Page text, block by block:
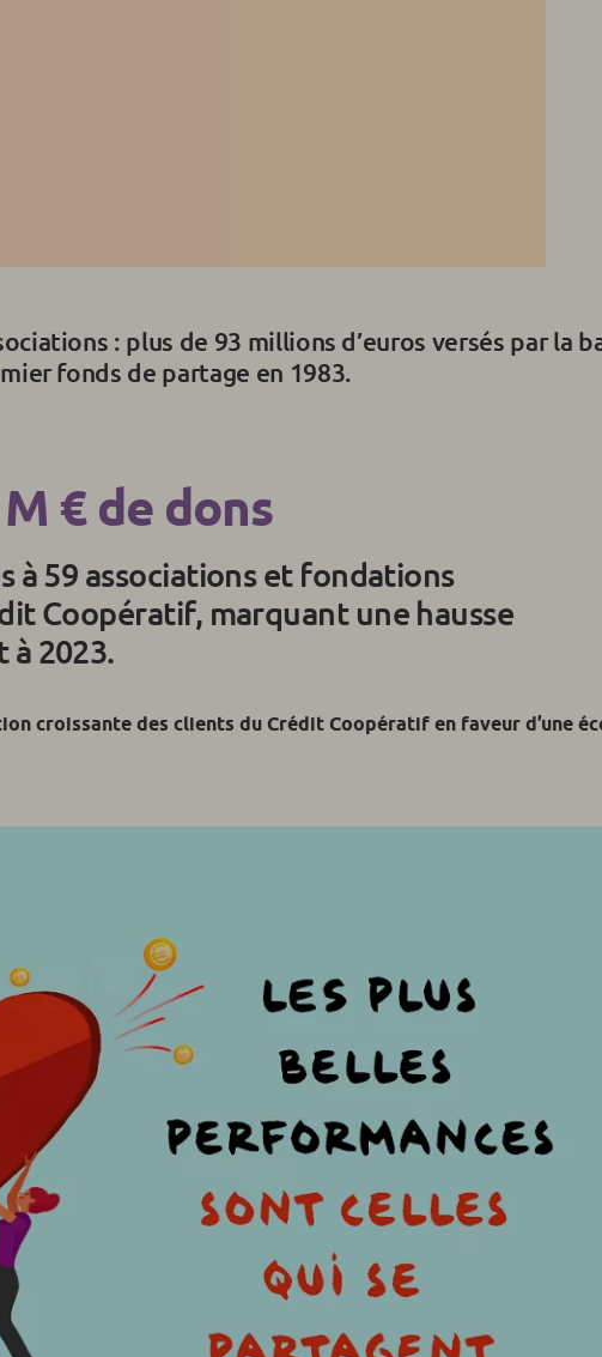
: plus de 93 millions d’euros versés par la
fonds de partage en 1983.
M € de dons
à 59 associations et fondations
Coopératif, marquant une hausse
à 2023.
croissante des clients du Crédit Coopératif en faveur d’une